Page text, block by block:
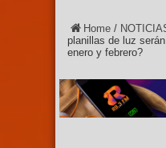
Home /
planillas de luz
enero y febrero?